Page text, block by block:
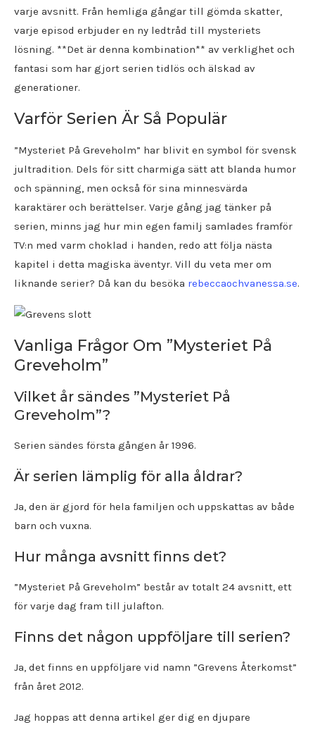
varje avsnitt. Från hemliga gångar till gömda skatter,
varje episod erbjuder en ny ledtråd till mysteriets
lösning. **Det är denna kombination** av verklighet och
fantasi som har gjort serien tidlös och älskad av
generationer.
Varför Serien Är Så Populär
”Mysteriet På Greveholm” har blivit en symbol för svensk
jultradition. Dels för sitt charmiga sätt att blanda humor
och spänning, men också för sina minnesvärda
karaktärer och berättelser. Varje gång jag tänker på
serien, minns jag hur min egen familj samlades framför
TV:n med varm choklad i handen, redo att följa nästa
kapitel i detta magiska äventyr. Vill du veta mer om
liknande serier? Då kan du besöka rebeccaochvanessa.se.
Vanliga Frågor Om ”Mysteriet På
Greveholm”
Vilket år sändes ”Mysteriet På
Greveholm”?
Serien sändes första gången år 1996.
Är serien lämplig för alla åldrar?
Ja, den är gjord för hela familjen och uppskattas av både
barn och vuxna.
Hur många avsnitt finns det?
”Mysteriet På Greveholm” består av totalt 24 avsnitt, ett
för varje dag fram till julafton.
Finns det någon uppföljare till serien?
Ja, det finns en uppföljare vid namn ”Grevens Återkomst”
från året 2012.
Jag hoppas att denna artikel ger dig en djupare